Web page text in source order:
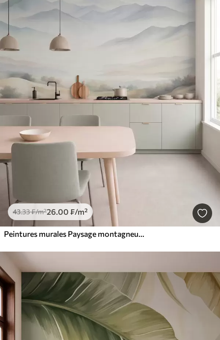
43.33₣/m²26.00 ₣/m²
Peintures murales Paysage montagneux aux reliefs variés